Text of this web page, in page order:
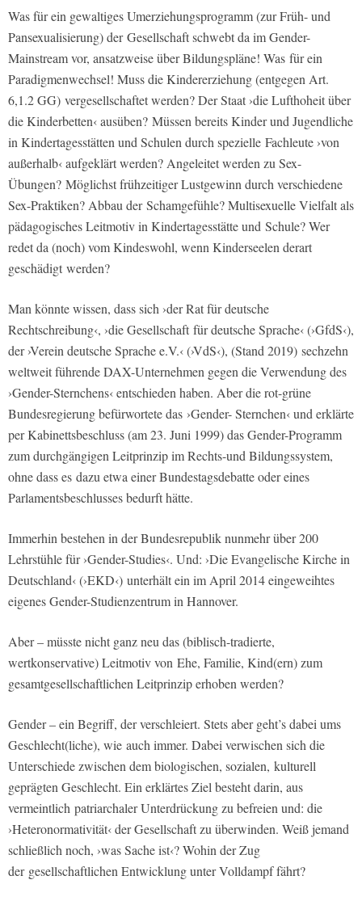
Was für ein gewaltiges Umerziehungsprogramm (zur Früh- und
Pansexualisierung) der Gesellschaft schwebt da im Gender-
Mainstream vor, ansatzweise über Bildungspläne! Was für ein
Paradigmenwechsel! Muss die Kindererziehung (entgegen Art.
6,1.2 GG) vergesellschaftet werden? Der Staat ›die Lufthoheit über
die Kinderbetten‹ ausüben? Müssen bereits Kinder und Jugendliche
in Kindertagesstätten und Schulen durch spezielle Fachleute ›von
außerhalb‹ aufgeklärt werden? Angeleitet werden zu Sex-
Übungen? Möglichst frühzeitiger Lustgewinn durch verschiedene
Sex-Praktiken? Abbau der Schamgefühle? Multisexuelle Vielfalt als
pädagogisches Leitmotiv in Kindertagesstätte und Schule? Wer
redet da (noch) vom Kindeswohl, wenn Kinderseelen derart
geschädigt werden?
Man könnte wissen, dass sich ›der Rat für deutsche
Rechtschreibung‹, ›die Gesellschaft für deutsche Sprache‹ (›GfdS‹),
der ›Verein deutsche Sprache e.V.‹ (›VdS‹), (Stand 2019) sechzehn
weltweit führende DAX-Unternehmen gegen die Verwendung des
›Gender-Sternchens‹ entschieden haben. Aber die rot-grüne
Bundesregierung befürwortete das ›Gender- Sternchen‹ und erklärte
per Kabinettsbeschluss (am 23. Juni 1999) das Gender-Programm
zum durchgängigen Leitprinzip im Rechts-und Bildungssystem,
ohne dass es dazu etwa einer Bundestagsdebatte oder eines
Parlamentsbeschlusses bedurft hätte.
Immerhin bestehen in der Bundesrepublik nunmehr über 200
Lehrstühle für ›Gender-Studies‹. Und: ›Die Evangelische Kirche in
Deutschland‹ (›EKD‹) unterhält ein im April 2014 eingeweihtes
eigenes Gender-Studienzentrum in Hannover.
Aber – müsste nicht ganz neu das (biblisch-tradierte,
wertkonservative) Leitmotiv von Ehe, Familie, Kind(ern) zum
gesamtgesellschaftlichen Leitprinzip erhoben werden?
Gender – ein Begriff, der verschleiert. Stets aber geht’s dabei ums
Geschlecht(liche), wie auch immer. Dabei verwischen sich die
Unterschiede zwischen dem biologischen, sozialen, kulturell
geprägten Geschlecht. Ein erklärtes Ziel besteht darin, aus
vermeintlich patriarchaler Unterdrückung zu befreien und: die
›Heteronormativität‹ der Gesellschaft zu überwinden. Weiß jemand
schließlich noch, ›was Sache ist‹? Wohin der Zug
der gesellschaftlichen Entwicklung unter Volldampf fährt?